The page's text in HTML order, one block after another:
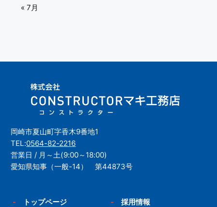
« 7月
岡崎市夏山町字香木9番地1
TEL:0564-82-2216
営業日 / 月～土(9:00～18:00)
愛知県知事（一般-14） 第44873号
-
トップページ
-
採用情報